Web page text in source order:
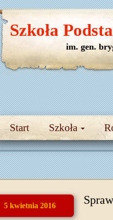
Start Szkoła
Szkoła
im. gen.
5 kwietnia 2016